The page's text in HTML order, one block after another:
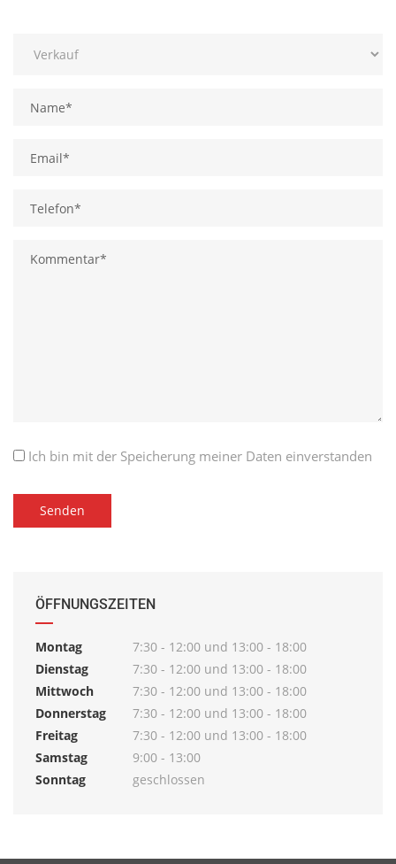
Ich bin mit der Speicherung meiner Daten einverstanden
ÖFFNUNGSZEITEN
Montag
7:30 - 12:00 und 13:00 - 18:00
Dienstag
7:30 - 12:00 und 13:00 - 18:00
Mittwoch
7:30 - 12:00 und 13:00 - 18:00
Donnerstag
7:30 - 12:00 und 13:00 - 18:00
Freitag
7:30 - 12:00 und 13:00 - 18:00
Samstag
9:00 - 13:00
Sonntag
geschlossen